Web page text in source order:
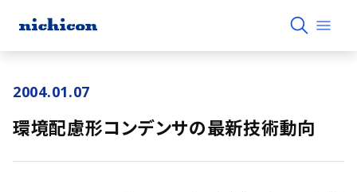
2004.01.07
環境配慮形コンデンサの最新技術動向